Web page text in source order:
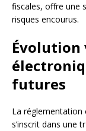
fiscales, offre une
risques encourus.
Évolution
futures
La réglementation
s’inscrit dans une